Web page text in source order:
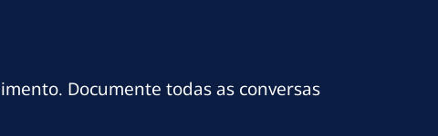
Documente todas as conversas